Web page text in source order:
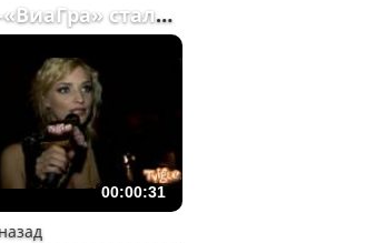
Экс-«ВиаГра» стала байк...
00:00:31